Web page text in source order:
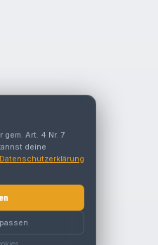
Art. 4 Nr. 7
deine
Datenschutzerklärung